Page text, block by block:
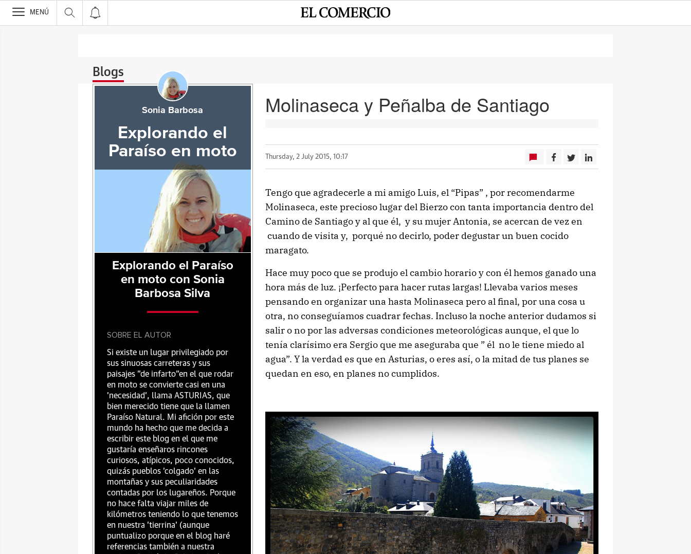
>
MENÚ
Blogs
Molinaseca y Peñalba de Santiago
Thursday, 2 July 2015, 10:17
Tengo que agradecerle a mi amigo Luis, el “Pipas” , por recomendarme
Molinaseca, este precioso lugar del Bierzo con tanta importancia dentro del
Camino de Santiago y al que él, y su mujer Antonia, se acercan de vez en
cuando de visita y, porqué no decirlo, poder degustar un buen cocido
maragato.
Hace muy poco que se produjo el cambio horario y con él hemos ganado una
hora más de luz. ¡Perfecto para hacer rutas largas! Llevaba varios meses
pensando en organizar una hasta Molinaseca pero al final, por una cosa u
otra, no conseguíamos cuadrar fechas. Incluso la noche anterior dudamos si
salir o no por las adversas condiciones meteorológicas aunque, el que lo
tenía clarísimo era Sergio que me aseguraba que ” él no le tiene miedo al
agua”. Y la verdad es que en Asturias, o eres así, o la mitad de tus planes se
quedan en eso, en planes no cumplidos.
Sonia Barbosa
Explorando el
Paraíso en moto
Explorando el Paraíso
en moto con Sonia
Barbosa Silva
SOBRE EL AUTOR
Si existe un lugar privilegiado por
sus sinuosas carreteras y sus
paisajes "de infarto"en el que rodar
en moto se convierte casi en una
'necesidad', llama ASTURIAS, que
bien merecido tiene que la llamen
Paraíso Natural. Mi afición por este
mundo ha hecho que me decida a
escribir este blog en el que me
gustaría enseñaros rincones
curiosos, atípicos, poco conocidos,
quizás pueblos 'colgado' en las
montañas y sus peculiaridades
contadas por los lugareños. Porque
no hace falta viajar miles de
kilómetros teniendo lo que tenemos
en nuestra 'tierrina' (aunque
puntualizo porque en el blog haré
referencias también a nuestra